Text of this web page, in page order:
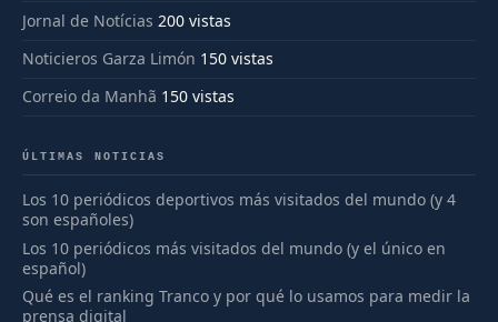
Jornal de Notícias 200 vistas
Noticieros Garza Limón 150 vistas
Correio da Manhã 150 vistas
ÚLTIMAS NOTICIAS
Los 10 periódicos deportivos más visitados del mundo (y 4
son españoles)
Los 10 periódicos más visitados del mundo (y el único en
español)
Qué es el ranking Tranco y por qué lo usamos para medir la
prensa digital